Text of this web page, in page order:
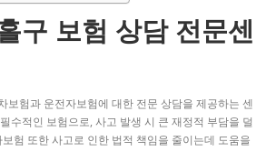
구 보험 상담 전문센
보험과 운전자보험에 대한 전문 상담을 제공하는 센
수적인 보험으로, 사고 발생 시 큰 재정적 부담을 덜
험 또한 사고로 인한 법적 책임을 줄이는데 도움을